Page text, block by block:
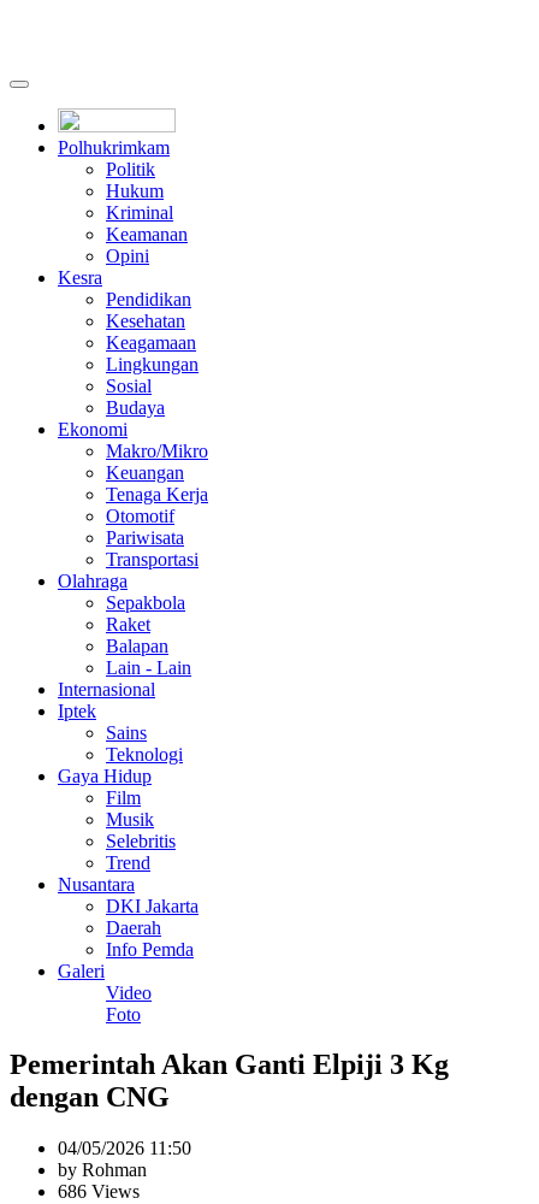
Polhukrimkam
Politik
Hukum
Kriminal
Keamanan
Opini
Kesra
Pendidikan
Kesehatan
Keagamaan
Lingkungan
Sosial
Budaya
Ekonomi
Makro/Mikro
Keuangan
Tenaga Kerja
Otomotif
Pariwisata
Transportasi
Olahraga
Sepakbola
Raket
Balapan
Lain - Lain
Internasional
Iptek
Sains
Teknologi
Gaya Hidup
Film
Musik
Selebritis
Trend
Nusantara
DKI Jakarta
Daerah
Info Pemda
Galeri
Video
Foto
Pemerintah Akan Ganti Elpiji 3 Kg
dengan CNG
04/05/2026 11:50
by Rohman
686 Views